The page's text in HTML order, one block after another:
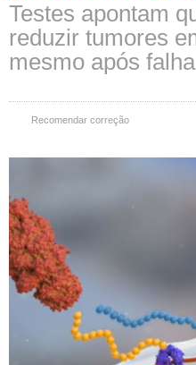
Testes apontam
reduzir tumores
mesmo após
Recomendar correção